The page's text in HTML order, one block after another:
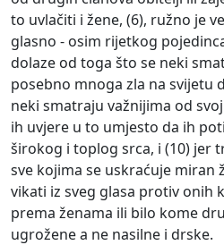
to uvlačiti i žene, (6), ružno je
glasno - osim rijetkog
dolaze od toga što se neki
posebno mnoga zla na svijetu
neki smatraju važnijima od
ih uvjere u to umjesto da ih
širokog i toplog srca, i (10) jer
sve kojima se uskraćuje miran
vikati iz sveg glasa protiv onih
prema ženama ili bilo kome
ugrožene a ne nasilne i drske.